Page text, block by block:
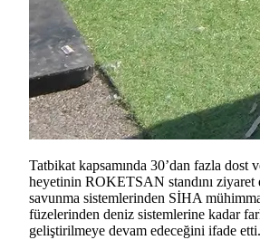
Tatbikat kapsamında 30’dan fazla dost
heyetinin ROKETSAN standını
savunma sistemlerinden SİHA
füzelerinden deniz sistemlerine kadar
geliştirilmeye devam edeceğini ifade etti.